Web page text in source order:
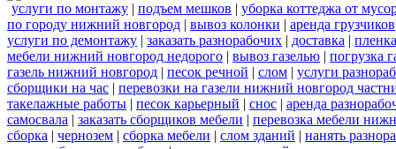
услуги по монтажу | подъем мешков | уборка коттеджа от
по городу нижний новгород | вывоз колонки | аренда грузчиков
услуги по демонтажу | заказать разнорабочих | доставка | пленка
мебели нижний новгород недорого | вывоз газелью | погрузка
газель нижний новгород | песок речной | слом | услуги
сборщики на час | перевозки на газели нижний новгород
такелажные работы | песок карьерный | снос | аренда
самосвала | заказать сборщиков мебели | перевозка мебели
сборка | чернозем | сборка мебели | слом зданий | нанять